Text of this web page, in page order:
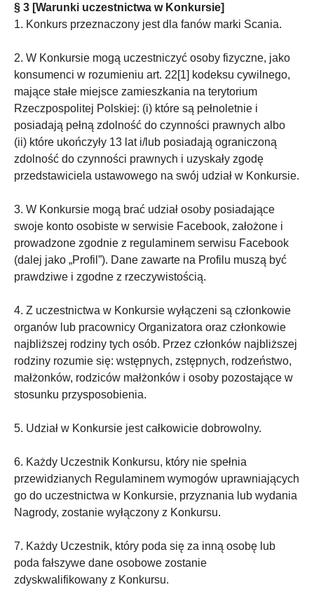
§ 3 [Warunki uczestnictwa w Konkursie]
1. Konkurs przeznaczony jest dla fanów marki Scania.
2. W Konkursie mogą uczestniczyć osoby fizyczne, jako
konsumenci w rozumieniu art. 22[1] kodeksu cywilnego,
mające stałe miejsce zamieszkania na terytorium
Rzeczpospolitej Polskiej: (i) które są pełnoletnie i
posiadają pełną zdolność do czynności prawnych albo
(ii) które ukończyły 13 lat i/lub posiadają ograniczoną
zdolność do czynności prawnych i uzyskały zgodę
przedstawiciela ustawowego na swój udział w Konkursie.
3. W Konkursie mogą brać udział osoby posiadające
swoje konto osobiste w serwisie Facebook, założone i
prowadzone zgodnie z regulaminem serwisu Facebook
(dalej jako „Profil”). Dane zawarte na Profilu muszą być
prawdziwe i zgodne z rzeczywistością.
4. Z uczestnictwa w Konkursie wyłączeni są członkowie
organów lub pracownicy Organizatora oraz członkowie
najbliższej rodziny tych osób. Przez członków najbliższej
rodziny rozumie się: wstępnych, zstępnych, rodzeństwo,
małżonków, rodziców małżonków i osoby pozostające w
stosunku przysposobienia.
5. Udział w Konkursie jest całkowicie dobrowolny.
6. Każdy Uczestnik Konkursu, który nie spełnia
przewidzianych Regulaminem wymogów uprawniających
go do uczestnictwa w Konkursie, przyznania lub wydania
Nagrody, zostanie wyłączony z Konkursu.
7. Każdy Uczestnik, który poda się za inną osobę lub
poda fałszywe dane osobowe zostanie
zdyskwalifikowany z Konkursu.